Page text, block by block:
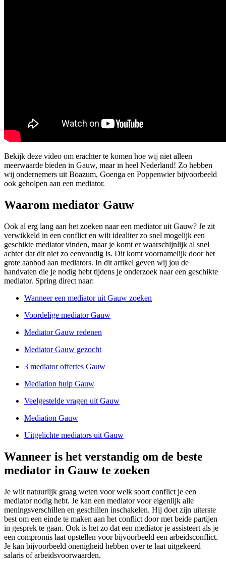
Bekijk deze video om erachter te komen hoe wij niet alleen
meerwaarde bieden in Gauw, maar in heel Nederland! Zo hebben
wij ondernemers uit Boazum, Goenga en Poppenwier bijvoorbeeld
ook geholpen aan een mediator.
Waarom mediator Gauw
Ook al erg lang aan het zoeken naar een mediator uit Gauw? Je zit
verwikkeld in een conflict en wilt idealiter zo snel mogelijk een
geschikte mediator vinden, maar je komt er waarschijnlijk al snel
achter dat dit niet zo eenvoudig is. Dit komt voornamelijk door het
grote aanbod aan mediators. In dit artikel geven wij jou de
handvaten die je nodig hebt tijdens je onderzoek naar een geschikte
mediator. Spring direct naar:
Wanneer een mediator uit Gauw zoeken
Voordelige mediator Gauw
Mediator Gauw redenen
Mediator Gauw gezocht
3 mediator offertes Gauw
Mediation hulp Gauw
Veelgestelde vragen uit Gauw
Mediation Gauw
Uitgelichte mediators uit Gauw
Wanneer is het verstandig om de beste
mediator in Gauw te zoeken
Je wilt natuurlijk graag weten voor welk soort conflict je een
mediator nodig hebt. Je kan een mediator voor eigenlijk alle
meningsverschillen en geschillen inschakelen. Hij doet zijn uiterste
best om een einde te maken aan het conflict door met beide partijen
in gesprek te gaan. Ook is het zo dat een mediator je assisteert als je
een compromis laat opstellen voor bijvoorbeeld een arbeidsconflict.
Je kan bijvoorbeeld onenigheid hebben over te laat uitgekeerd
salaris of arbeidsvoorwaarden.